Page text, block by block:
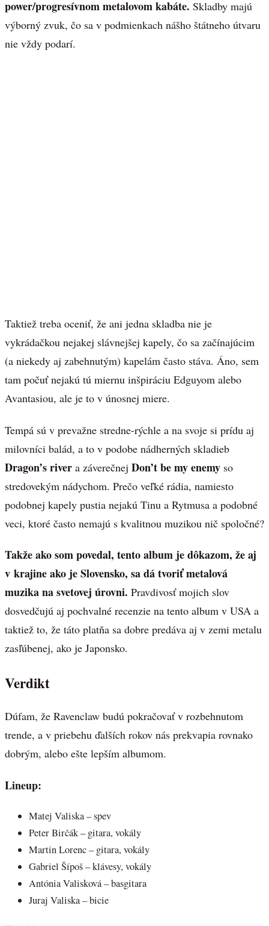
power/progresívnom metalovom kabáte. Skladby majú
výborný zvuk, čo sa v podmienkach nášho štátneho útvaru
nie vždy podarí.
Taktiež treba oceniť, že ani jedna skladba nie je
vykrádačkou nejakej slávnejšej kapely, čo sa začínajúcim
(a niekedy aj zabehnutým) kapelám často stáva. Áno, sem
tam počuť nejakú tú miernu inšpiráciu Edguyom alebo
Avantasiou, ale je to v únosnej miere.
Tempá sú v prevažne stredne-rýchle a na svoje si prídu aj
milovníci balád, a to v podobe nádherných skladieb
Dragon’s river a záverečnej Don’t be my enemy so
stredovekým nádychom. Prečo veľké rádia, namiesto
podobnej kapely pustia nejakú Tinu a Rytmusa a podobné
veci, ktoré často nemajú s kvalitnou muzikou nič spoločné?
Takže ako som povedal, tento album je dôkazom, že aj
v krajine ako je Slovensko, sa dá tvoriť metalová
muzika na svetovej úrovni. Pravdivosť mojich slov
dosvedčujú aj pochvalné recenzie na tento album v USA a
taktiež to, že táto platňa sa dobre predáva aj v zemi metalu
zasľúbenej, ako je Japonsko.
Verdikt
Dúfam, že Ravenclaw budú pokračovať v rozbehnutom
trende, a v priebehu ďalších rokov nás prekvapia rovnako
dobrým, alebo ešte lepším albumom.
Lineup:
Matej Valiska – spev
Peter Birčák – gitara, vokály
Martin Lorenc – gitara, vokály
Gabriel Šípoš – klávesy, vokály
Antónia Valisková – basgitara
Juraj Valiska – bicie